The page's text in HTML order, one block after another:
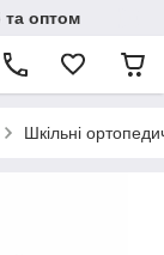
та оптом
Шкільні